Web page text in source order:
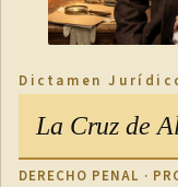
Dictamen
La Cruz de
DERECHO PENAL ·